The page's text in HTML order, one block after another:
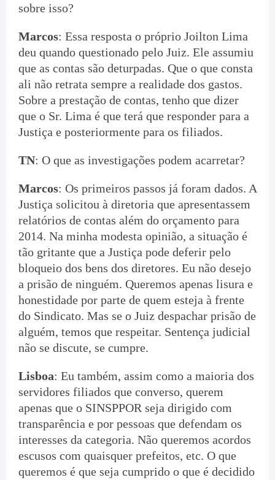
sobre isso?
Marcos: Essa resposta o próprio Joilton Lima
deu quando questionado pelo Juiz. Ele assumiu
que as contas são deturpadas. Que o que consta
ali não retrata sempre a realidade dos gastos.
Sobre a prestação de contas, tenho que dizer
que o Sr. Lima é que terá que responder para a
Justiça e posteriormente para os filiados.
TN: O que as investigações podem acarretar?
Marcos: Os primeiros passos já foram dados. A
Justiça solicitou à diretoria que apresentassem
relatórios de contas além do orçamento para
2014. Na minha modesta opinião, a situação é
tão gritante que a Justiça pode deferir pelo
bloqueio dos bens dos diretores. Eu não desejo
a prisão de ninguém. Queremos apenas lisura e
honestidade por parte de quem esteja à frente
do Sindicato. Mas se o Juiz despachar prisão de
alguém, temos que respeitar. Sentença judicial
não se discute, se cumpre.
Lisboa: Eu também, assim como a maioria dos
servidores filiados que converso, querem
apenas que o SINSPPOR seja dirigido com
transparência e por pessoas que defendam os
interesses da categoria. Não queremos acordos
escusos com quaisquer prefeitos, etc. O que
queremos é que seja cumprido o que é decidido